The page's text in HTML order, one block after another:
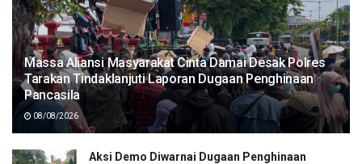
Massa Aliansi Masyarakat Cinta Damai Desak Polres
Tarakan Tindaklanjuti Laporan Dugaan Penghinaan
Pancasila
08/08/2026
Aksi Demo Diwarnai Dugaan Penghinaan